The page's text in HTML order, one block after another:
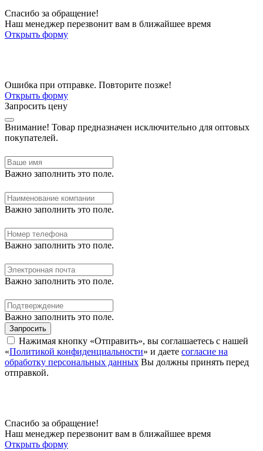
Спасибо за обращение!
Наш менеджер перезвонит вам в ближайшее время
Открыть форму
Ошибка при отправке. Повторите позже!
Открыть форму
Запросить цену
Внимание! Товар предназначен исключительно для оптовых
покупателей.
Важно заполнить это поле.
Важно заполнить это поле.
Важно заполнить это поле.
Важно заполнить это поле.
Важно заполнить это поле.
Запросить
Нажимая кнопку «Отправить», вы соглашаетесь с нашей
«Политикой конфиденциальности» и даете согласие на
обработку персональных данных Вы должны принять перед
отправкой.
Спасибо за обращение!
Наш менеджер перезвонит вам в ближайшее время
Открыть форму